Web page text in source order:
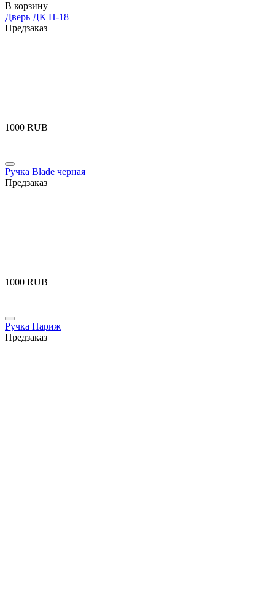
В корзину
Дверь ДК Н-18
Предзаказ
‍1000‍ RUB
Ручка Blade черная
Предзаказ
‍1000‍ RUB
Ручка Париж
Предзаказ